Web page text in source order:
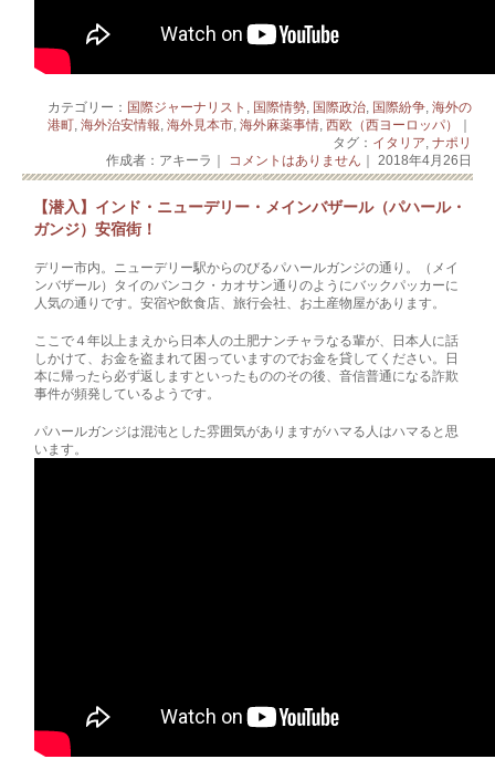
カテゴリー： 国際ジャーナリスト 国際情勢, 国際政治, 国際紛争, 海外の
港町, 海外治安情報 海外見本市, 海外麻薬事情, 西欧（西ヨーロッパ）
｜
タグ： イタリア ナポリ
作成者：アキーラ｜
コメントはありません ｜ 2018年4月26日
【潜入】インド・ニューデリー・メインバザール（パハール・
ガンジ）安宿街！
デリー市内。ニューデリー駅からのびるパハールガンジの通り。（メイ
ンバザール）タイのバンコク・カオサン通りのようにバックパッカーに
人気の通りです。安宿や飲食店、旅行会社、お土産物屋があります。
ここで４年以上まえから日本人の土肥ナンチャラなる輩が、日本人に話
しかけて、お金を盗まれて困っていますのでお金を貸してください。日
本に帰ったら必ず返しますといったもののその後、音信普通になる詐欺
事件が頻発しているようです。
パハールガンジは混沌とした雰囲気がありますがハマる人はハマると思
います。